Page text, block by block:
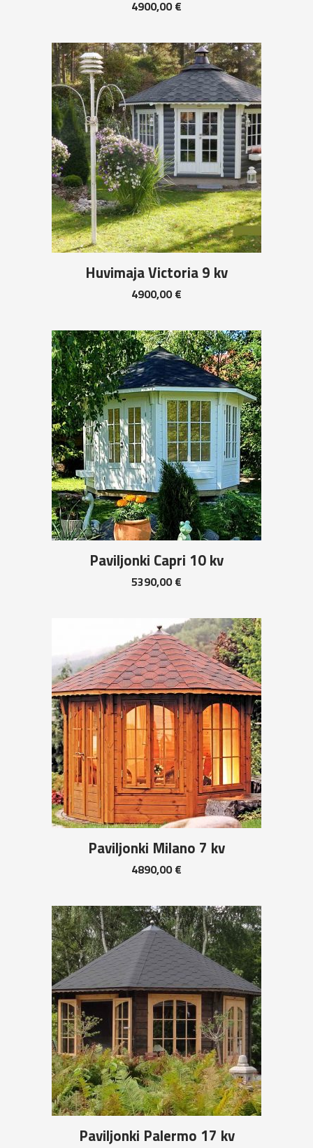
4900,00€
Huvimaja Victoria 9 kv
4900,00€
Paviljonki Capri 10 kv
5390,00€
Paviljonki Milano 7 kv
4890,00€
Paviljonki Palermo 17 kv